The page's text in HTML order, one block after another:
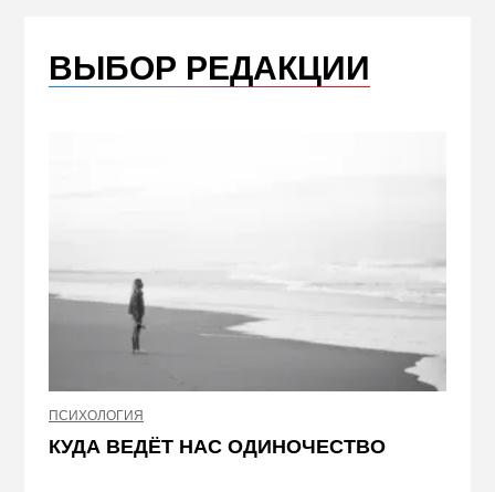
ВЫБОР РЕДАКЦИИ
ПСИХОЛОГИЯ
КУДА ВЕДЁТ НАС ОДИНОЧЕСТВО